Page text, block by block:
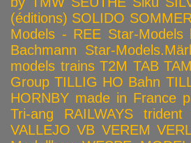
(éditions) SOLIDO
Models - REE Star-Models
Bachmann
Star-
models trains T2M TAB
Group TILLIG HO Bahn
HORNBY made in France
Tri-ang RAILWAYS
trident
VALLEJO VB VEREM